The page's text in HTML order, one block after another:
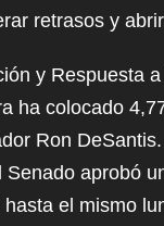
retrasos y
y Respuesta
ha colocado
Ron
aprobó
el mismo